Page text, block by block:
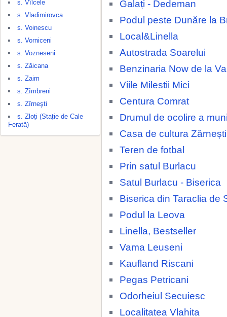
s. Vîlcele
s. Vladimirovca
s. Voinescu
s. Vorniceni
s. Vozneseni
s. Zăicana
s. Zaim
s. Zîmbreni
s. Zîrneşti
s. Zloți (Stație de Cale
Ferată)
Galați - Dedeman
Podul peste Dunăre la
Local&Linella
Autostrada Soarelui
Benzinaria Now de la
Viile Milestii Mici
Centura Comrat
Drumul de ocolire a
Casa de cultura Zărnești
Teren de fotbal
Prin satul Burlacu
Satul Burlacu - Biserica
Biserica din Taraclia de
Podul la Leova
Linella, Bestseller
Vama Leuseni
Kaufland Riscani
Pegas Petricani
Odorheiul Secuiesc
Localitatea Vlahita